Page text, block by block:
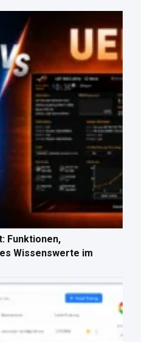
Funktionen,
Wissenswerte im